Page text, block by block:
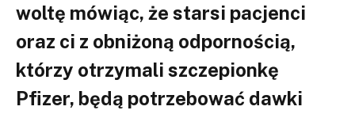
woltę mówiąc, że starsi pacjenci
oraz ci z obniżoną odpornością,
którzy otrzymali szczepionkę
Pfizer, będą potrzebować dawki